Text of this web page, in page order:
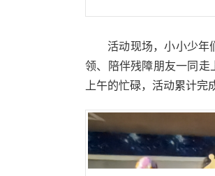
活动现场，小小少年
领、陪伴残障朋友一同走
上午的忙碌，活动累计完